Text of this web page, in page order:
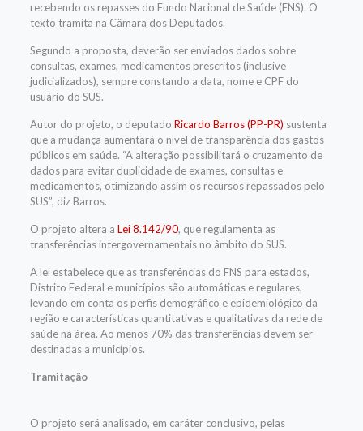
recebendo os repasses do Fundo Nacional de Saúde (FNS). O
texto tramita na Câmara dos Deputados.
Segundo a proposta, deverão ser enviados dados sobre
consultas, exames, medicamentos prescritos (inclusive
judicializados), sempre constando a data, nome e CPF do
usuário do SUS.
Autor do projeto, o deputado Ricardo Barros (PP-PR) sustenta
que a mudança aumentará o nível de transparência dos gastos
públicos em saúde. “A alteração possibilitará o cruzamento de
dados para evitar duplicidade de exames, consultas e
medicamentos, otimizando assim os recursos repassados pelo
SUS”, diz Barros.
O projeto altera a Lei 8.142/90, que regulamenta as
transferências intergovernamentais no âmbito do SUS.
A lei estabelece que as transferências do FNS para estados,
Distrito Federal e municípios são automáticas e regulares,
levando em conta os perfis demográfico e epidemiológico da
região e características quantitativas e qualitativas da rede de
saúde na área. Ao menos 70% das transferências devem ser
destinadas a municípios.
Tramitação
O projeto será analisado, em caráter conclusivo, pelas